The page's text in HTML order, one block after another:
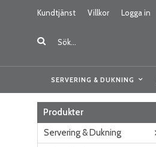
Kundtjänst Villkor Logga in
SERVERING & DUKNING
Produkter
Servering & Dukning